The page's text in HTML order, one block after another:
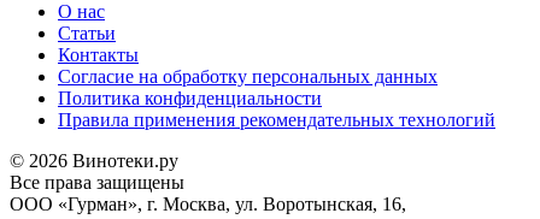
О нас
Статьи
Контакты
Согласие на обработку персональных данных
Политика конфиденциальности
Правила применения рекомендательных технологий
© 2026 Винотеки.ру
Все права защищены
ООО «Гурман», г. Москва, ул. Воротынская, 16,